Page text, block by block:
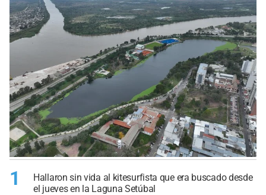
1
Hallaron sin vida al kitesurfista que era buscado desde
el jueves en la Laguna Setúbal